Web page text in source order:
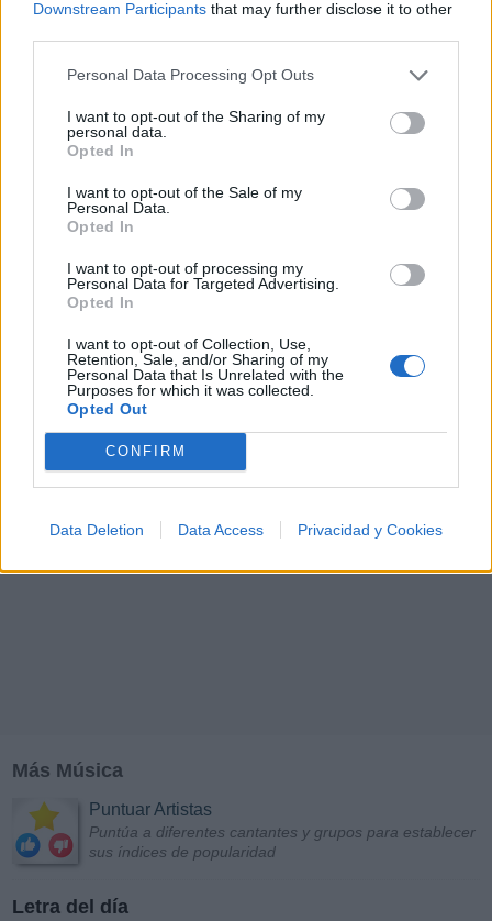
Downstream Participants that may further disclose it to other
Personal Data Processing Opt Outs
I want to opt-out of the Sharing of my
personal data.
Opted In
I want to opt-out of the Sale of my
Personal Data.
Opted In
I want to opt-out of processing my
Personal Data for Targeted Advertising.
Opted In
I want to opt-out of Collection, Use,
Retention, Sale, and/or Sharing of my
Personal Data that Is Unrelated with the
Purposes for which it was collected.
Opted Out
CONFIRM
Data Deletion Data Access Privacidad y Cookies
Añadir un comentario ...
🌌🚀 Viaje intergaláctico: la mejor selección de
tus noches de astronomía. 🪐🎸 Desconecta, mira
al firmamento y siente la gravedad cero. 💾 ¡Guarda
esta colección para tu próxima noche estrellada!
Letras Top Artistas
B C D E F G H K
O
Z #
Más Música
Puntuar Artistas
Puntúa a diferentes cantantes y grupos para establecer
sus índices de popularidad
Letra del día